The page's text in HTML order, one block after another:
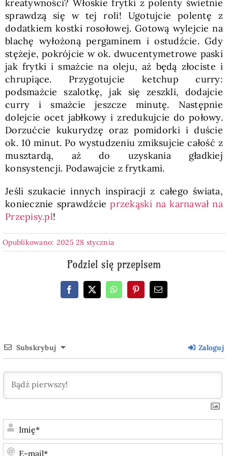
kreatywności? Włoskie frytki z polenty świetnie
sprawdzą się w tej roli! Ugotujcie polentę z
dodatkiem kostki rosołowej. Gotową wylejcie na
blachę wyłożoną pergaminem i ostudźcie. Gdy
stężeje, pokrójcie w ok. dwucentymetrowe paski
jak frytki i smażcie na oleju, aż będą złociste i
chrupiące. Przygotujcie ketchup curry:
podsmażcie szalotkę, jak się zeszkli, dodajcie
curry i smażcie jeszcze minutę. Następnie
dolejcie ocet jabłkowy i zredukujcie do połowy.
Dorzućcie kukurydzę oraz pomidorki i duście
ok. 10 minut. Po wystudzeniu zmiksujcie całość z
musztardą, aż do uzyskania gładkiej
konsystencji. Podawajcie z frytkami.
Jeśli szukacie innych inspiracji z całego świata,
koniecznie sprawdźcieprzekąski na karnawał na
Przepisy.pl!
Opublikowano: 2025 28 stycznia
Podziel się przepisem
Subskrybuj Zaloguj